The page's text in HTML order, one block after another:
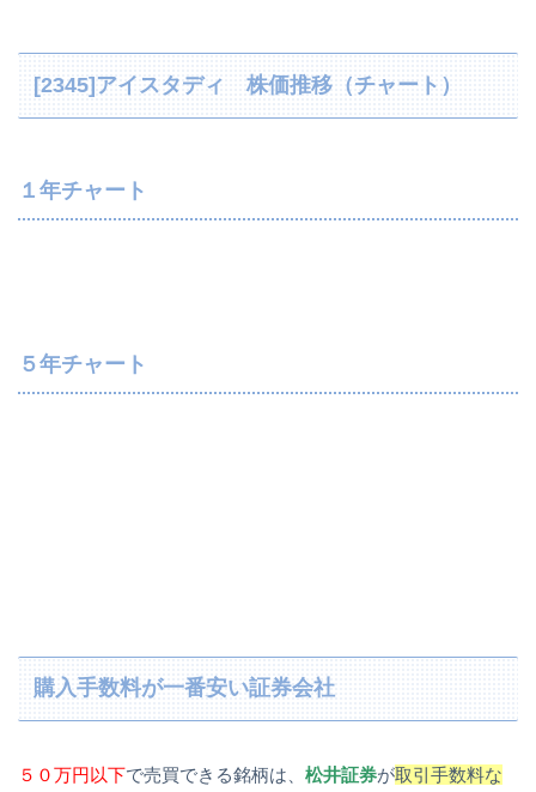
[2345]アイスタディ 株価推移（チャート）
１年チャート
５年チャート
購入手数料が一番安い証券会社
５０万円以下で売買できる銘柄は、 松井証券が取引手数料な